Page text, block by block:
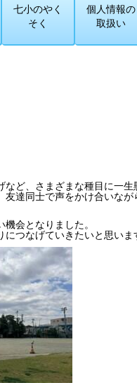
七小のやく
そく
個人情報の
取扱い
ど、さまざまな種目に一生
達同士で声をかけ合いな
会となりました。
つなげていきたいと思いま